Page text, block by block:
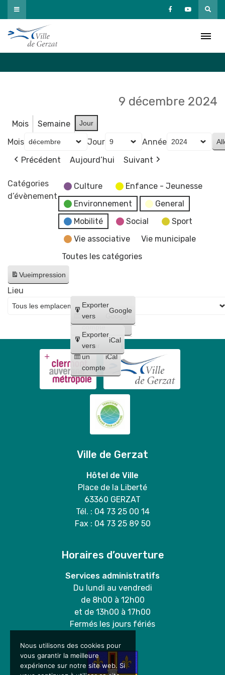
Passer
au
contenu
9 décembre 2024
Mois Semaine Jour
Mois Jour
Année
Précédent
Aujourd’hui Suivant
Catégories
d’évènement
Culture
Enfance - Jeunesse
Environnement
General
Mobilité
Social
Sport
Vie associative
Vie municipale
Toutes les catégories
Vueimpression
Créer
un
compte
Google
Créer
un
compte
iCal
Exporter
vers
Google
Exporter
vers
iCal
Lieu
Ville de Gerzat
Hôtel de Ville
Place de la Liberté
63360 GERZAT
Tél. : 04 73 25 00 14
Fax : 04 73 25 89 50
Horaires d’ouverture
Services administratifs
Du lundi au vendredi
de 8h00 à 12h00
et de 13h00 à 17h00
Fermés les jours fériés
Nous utilisons des cookies pour
vous garantir la meilleure
expérience sur notre site web. Si